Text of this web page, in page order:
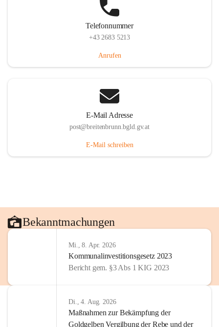
Telefonnummer
+43 2683 5213
Anrufen
E-Mail Adresse
post@breitenbrunn.bgld.gv.at
E-Mail schreiben
Bekanntmachungen
Mi., 8. Apr. 2026
Kommunalinvestitionsgesetz 2023
Bericht gem. §3 Abs 1 KIG 2023
Di., 4. Aug. 2026
Maßnahmen zur Bekämpfung der
Goldgelben Vergilbung der Rebe und der